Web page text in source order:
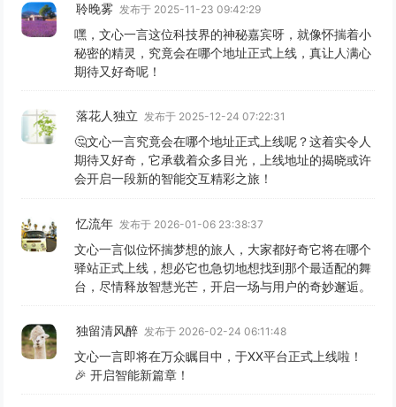
聆晚雾 发布于 2025-11-23 09:42:29
嘿，文心一言这位科技界的神秘嘉宾呀，就像怀揣着小
秘密的精灵，究竟会在哪个地址正式上线，真让人满心
期待又好奇呢！
落花人独立 发布于 2025-12-24 07:22:31
🤔文心一言究竟会在哪个地址正式上线呢？这着实令人
期待又好奇，它承载着众多目光，上线地址的揭晓或许
会开启一段新的智能交互精彩之旅！
忆流年 发布于 2026-01-06 23:38:37
文心一言似位怀揣梦想的旅人，大家都好奇它将在哪个
驿站正式上线，想必它也急切地想找到那个最适配的舞
台，尽情释放智慧光芒，开启一场与用户的奇妙邂逅。
独留清风醉 发布于 2026-02-24 06:11:48
文心一言即将在万众瞩目中，于XX平台正式上线啦！
🎉 开启智能新篇章！